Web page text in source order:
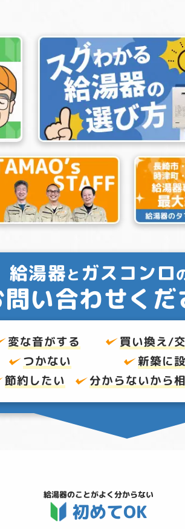
給湯器と ガスコンロ
問い合わせくだ
変な音がする
買い換え/
つかない
新築に
節約したい 分からないから
給湯器のことがよく分からない
初めてOK